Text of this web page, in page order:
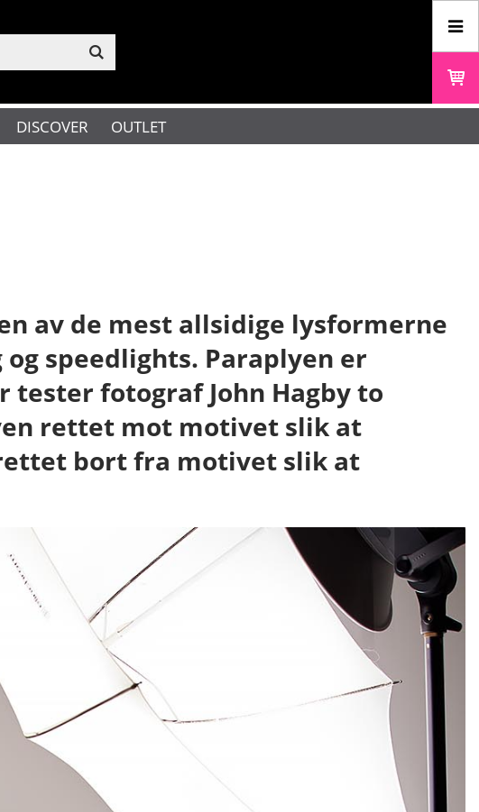
DISCOVER OUTLET
av de mest allsidige lysformerne
speedlights. Paraplyen er
fotograf John Hagby to
rettet mot motivet slik at
bort fra motivet slik at